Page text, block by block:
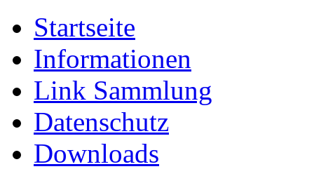
Startseite
Informationen
Link Sammlung
Datenschutz
Downloads